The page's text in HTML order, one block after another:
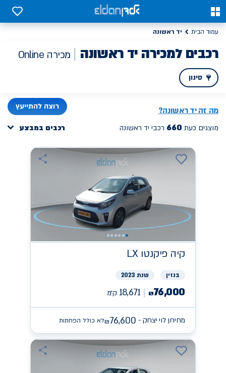
0
0
עמוד הבית יד ראשונה
רכבים למכירה יד ראשונה מכירה Online
סינון
מה זהיד ראשונה? רוצה להתייעץ
מוצגים כעת רכבי יד ראשונה רכבים במבצע
קיה פיקנטו LX
בנזין שנת 2023
₪76,000
18,671 ק״מ
מחירון לוי יצחק - ₪76,600 לא כולל הפחתות